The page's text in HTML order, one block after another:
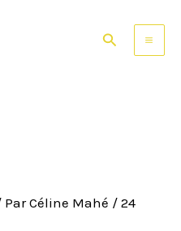
Rechercher
ParCéline Mahé /24